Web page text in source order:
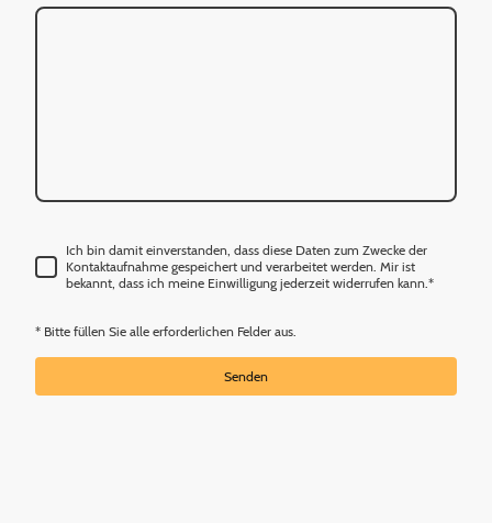
Ich bin damit einverstanden, dass diese Daten zum Zwecke der
Kontaktaufnahme gespeichert und verarbeitet werden. Mir ist
bekannt, dass ich meine Einwilligung jederzeit widerrufen kann.*
* Bitte füllen Sie alle erforderlichen Felder aus.
Senden